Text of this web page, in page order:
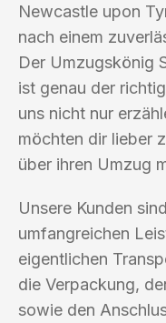
Newcastle upon
nach einem
Der Umzugskönig
ist genau der
uns nicht nur
möchten dir lieber
über ihren Umzug
Unsere Kunden
umfangreichen
eigentlichen
die Verpackung,
sowie den